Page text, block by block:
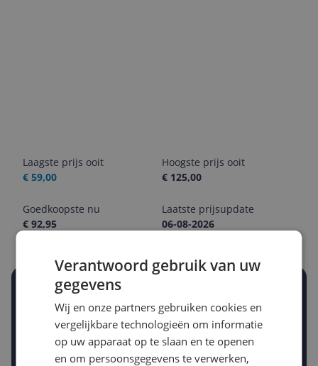
Laagste prijs ooit
€ 59,00
Hoogste prijs ooit
€ 125,00
Goedkoopste nu
€ 92,95
Laatste prijsupdate
06-08-2026
Stel een alert in en mis geen prijsdaling
Krijg een seintje zodra de prijs zakt
Jouw e-mailadres
Verantwoord gebruik van uw
gegevens
Wij en onze partners gebruiken cookies en
vergelijkbare technologieën om informatie
op uw apparaat op te slaan en te openen
en om persoonsgegevens te verwerken,